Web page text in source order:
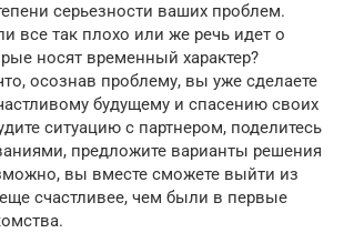
серьезности ваших проблем.
все так плохо или же речь идет о
носят временный характер?
осознав проблему, вы уже сделаете
будущему и спасению своих
ситуацию с партнером, поделитесь
предложите варианты решения
вы вместе сможете выйти из
счастливее, чем были в первые